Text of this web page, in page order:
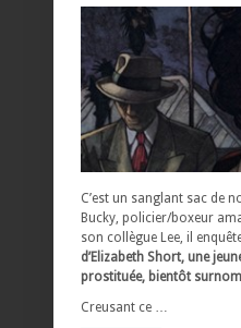
C’est un sanglant sac de
Bucky, policier/boxeur
son collègue Lee, il
d’Elizabeth Short, une
prostituée, bientôt
Creusant ce …